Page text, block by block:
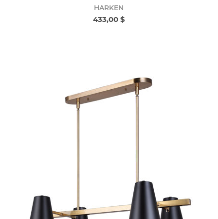
HARKEN
433,00 $